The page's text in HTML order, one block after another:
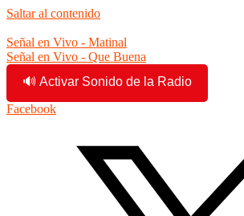
Saltar al contenido
Señal en Vivo - Matinal
Señal en Vivo - Que Buena
🔊 Activar Sonido de la Radio
Facebook